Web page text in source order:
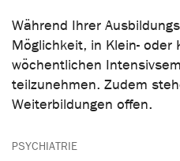
Während Ihrer
Möglichkeit, in Klein- oder
wöchentlichen
teilzunehmen. Zudem
Weiterbildungen offen.
PSYCHIATRIE